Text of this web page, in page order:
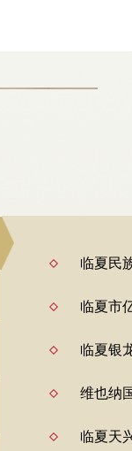
临夏民
临夏市
临夏银
维也纳
临夏天